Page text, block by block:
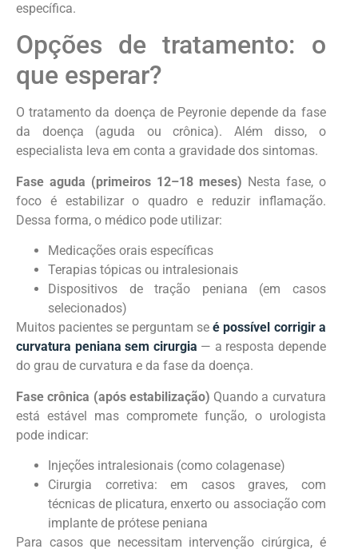
específica.
Opções de tratamento: o
que esperar?
O tratamento da doença de Peyronie depende da fase
da doença (aguda ou crônica). Além disso, o
especialista leva em conta a gravidade dos sintomas.
Fase aguda (primeiros 12–18 meses) Nesta fase, o
foco é estabilizar o quadro e reduzir inflamação.
Dessa forma, o médico pode utilizar:
Medicações orais específicas
Terapias tópicas ou intralesionais
Dispositivos de tração peniana (em casos
selecionados)
Muitos pacientes se perguntam seé possível corrigir a
curvatura peniana sem cirurgia — a resposta depende
do grau de curvatura e da fase da doença.
Fase crônica (após estabilização) Quando a curvatura
está estável mas compromete função, o urologista
pode indicar:
Injeções intralesionais (como colagenase)
Cirurgia corretiva: em casos graves, com
técnicas de plicatura, enxerto ou associação com
implante de prótese peniana
Para casos que necessitam intervenção cirúrgica, é